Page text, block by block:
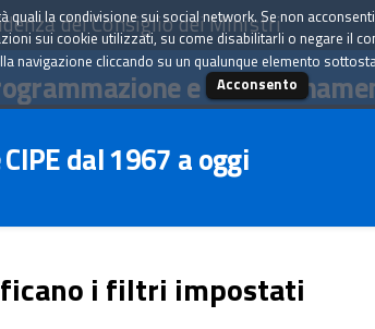
del Consiglio dei Ministri
e il
dal 1967 a oggi
i filtri impostati
la condivisione sui social network. Se non
sui cookie utilizzati, su come disabilitarli o negare il
navigazione cliccando su un qualunque elemento
Acconsento